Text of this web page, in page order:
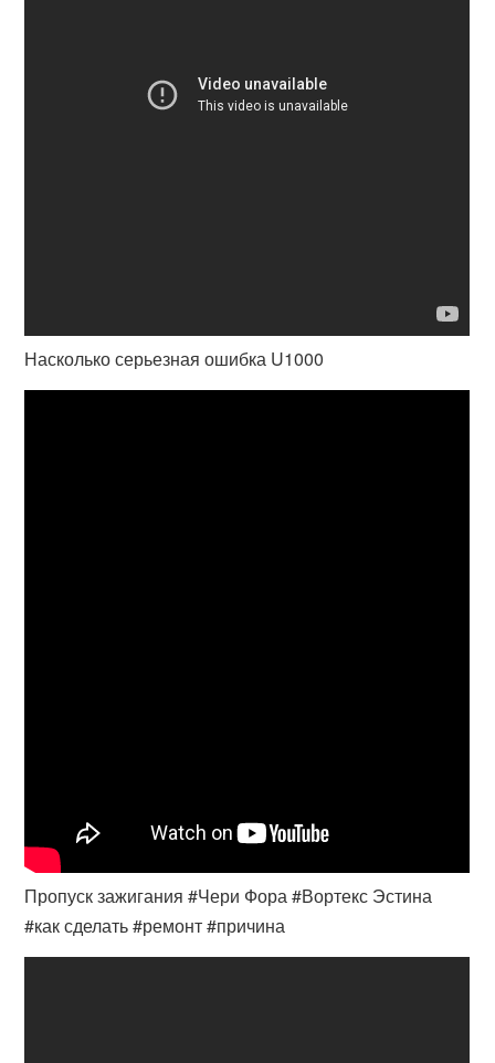
Насколько серьезная ошибка U1000
Пропуск зажигания #Чери Фора #Вортекс Эстина
#как сделать #ремонт #причина